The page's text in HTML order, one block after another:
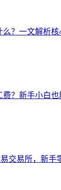
么？一文解析
费？新手小白
交易所，新手